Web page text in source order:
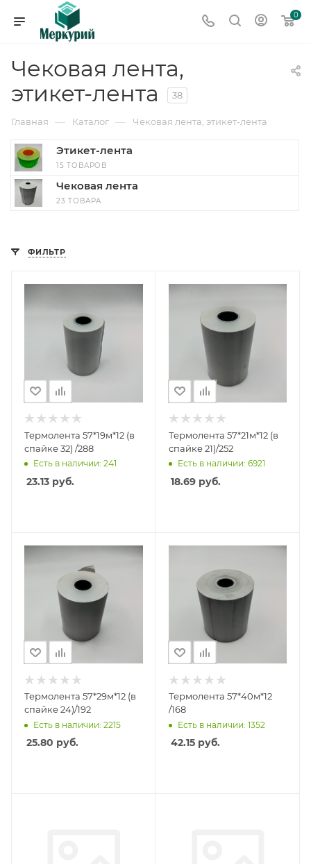
0
Чековая лента,
этикет-лента
38
Главная — Каталог — Чековая лента, этикет-лента
Этикет-лента
15 ТОВАРОВ
Чековая лента
23 ТОВАРА
ФИЛЬТР
Термолента 57*19м*12 (в
спайке 32) /288
Есть в наличии: 241
23.13 руб.
Термолента 57*21м*12 (в
спайке 21)/252
Есть в наличии: 6921
18.69руб.
Термолента 57*29м*12 (в
спайке 24)/192
Есть в наличии: 2215
25.80 руб.
Термолента 57*40м*12
/168
Есть в наличии: 1352
42.15руб.